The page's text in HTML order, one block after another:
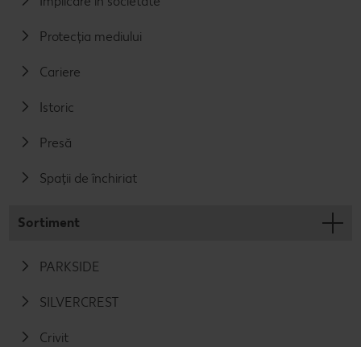
Protecția mediului
Cariere
Istoric
Presă
Spații de închiriat
Sortiment
PARKSIDE
SILVERCREST
Crivit